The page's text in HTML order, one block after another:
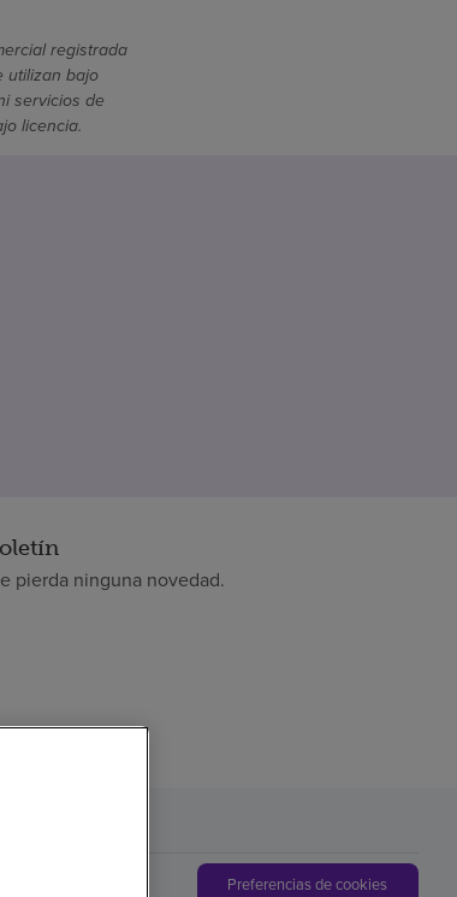
registrada
utilizan bajo
servicios de
licencia.
pierda ninguna novedad.
Preferencias de cookies